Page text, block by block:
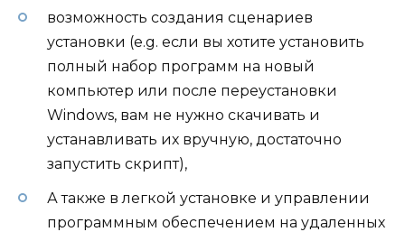
возможность создания сценариев
установки (e.g. если вы хотите установить
полный набор программ на новый
компьютер или после переустановки
Windows, вам не нужно скачивать и
устанавливать их вручную, достаточно
запустить скрипт),
А также в легкой установке и управлении
программным обеспечением на удаленных